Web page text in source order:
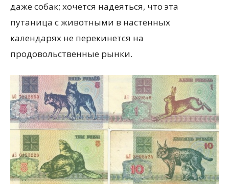
даже собак; хочется надеяться, что эта
путаница с животными в настенных
календарях не перекинется на
продовольственные рынки.